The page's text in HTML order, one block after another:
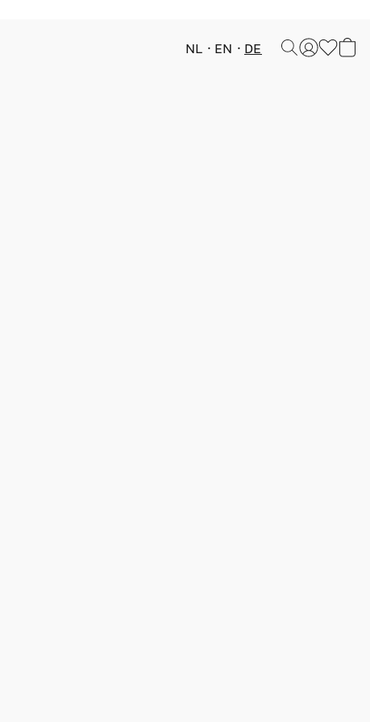
NL EN DE